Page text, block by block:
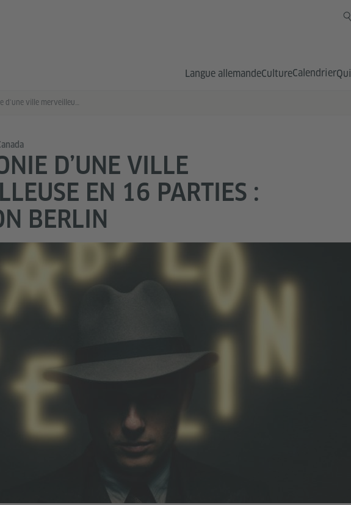
Langue allemandeCultureCalendrier
Symphonie d’une ville merveilleuse en 16 parties : Babylon Berlin
D’UNE VILLE
EN 16 PARTIES :
BERLIN